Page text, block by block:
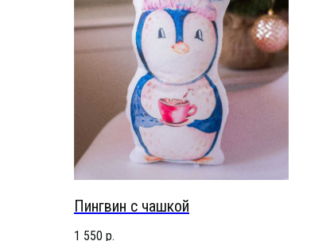
Пингвин с чашкой
1 550 р.